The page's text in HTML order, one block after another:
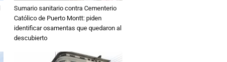
Sumario sanitario contra Cementerio
Católico de Puerto Montt: piden
identificar osamentas que quedaron al
descubierto